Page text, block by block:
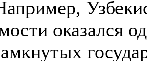
оказался